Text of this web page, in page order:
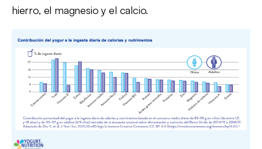
hierro, el magnesio y el calcio.